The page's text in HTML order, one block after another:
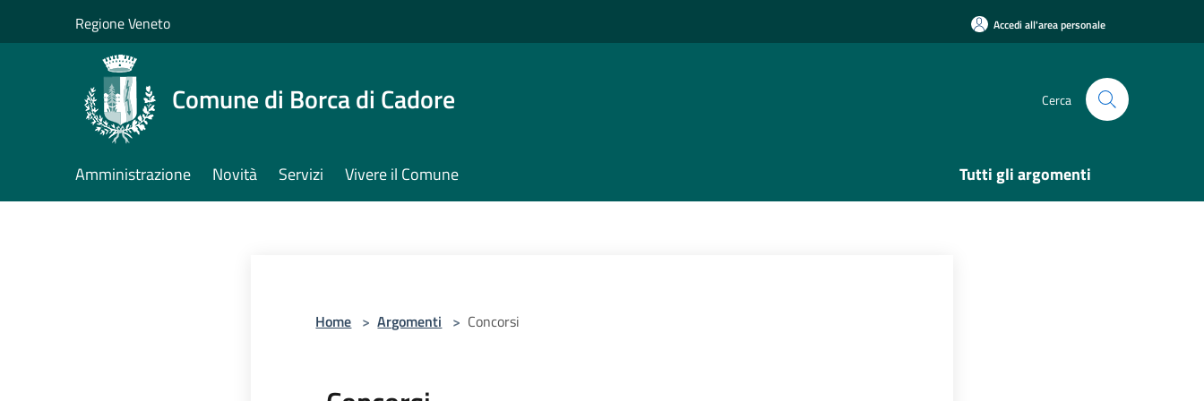
Regione Veneto Accedi all'area personale
Comune di Borca di Cadore Cerca
Amministrazione Novità Servizi Vivere il Comune Tutti gli argomenti
Home > Argomenti > Concorsi